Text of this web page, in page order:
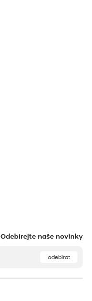
Odebírejte naše novinky
odebírat